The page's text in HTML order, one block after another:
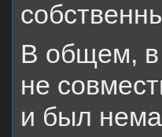
В общем, в
не
и был